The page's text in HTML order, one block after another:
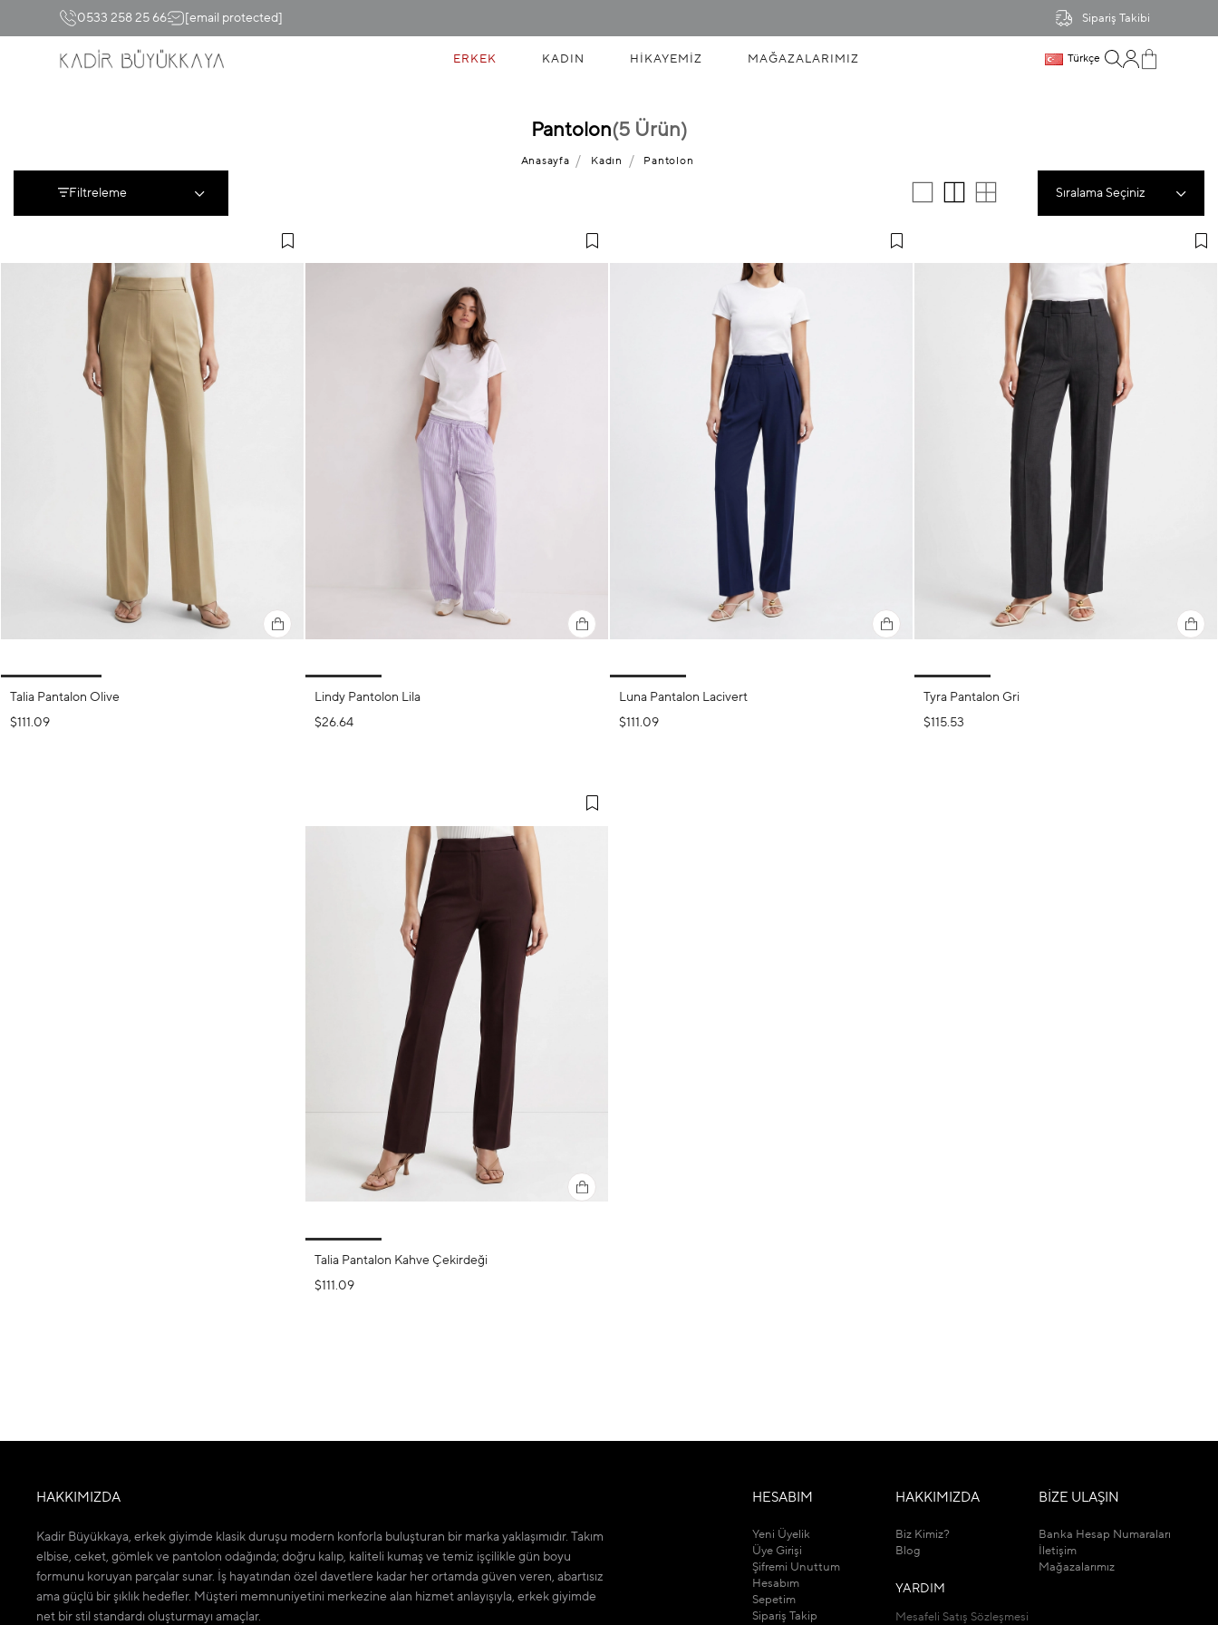
0533 258 25 66 [email protected] Sipariş Takibi
ERKEK KADIN HIKAYEMIZ MAĞAZALARIMIZ Türkçe
Pantolon(5 Ürün)
Anasayfa Kadın Pantolon
Filtreleme
Talia Pantalon Olive
$111.09
Lindy Pantolon Lila
$26.64
Luna Pantalon Lacivert
$111.09
Tyra Pantalon Gri
$115.53
Talia Pantalon Kahve Çekirdeği
$111.09
HAKKIMIZDA
Kadir Büyükkaya, erkek giyimde klasik duruşu modern konforla buluşturan bir marka yaklaşımıdır. Takım
elbise, ceket, gömlek ve pantolon odağında; doğru kalıp, kaliteli kumaş ve temiz işçilikle gün boyu
formunu koruyan parçalar sunar. İş hayatından özel davetlere kadar her ortamda güven veren, abartısız
ama güçlü bir şıklık hedefler. Müşteri memnuniyetini merkezine alan hizmet anlayışıyla, erkek giyimde
net bir stil standardı oluşturmayı amaçlar.
HESABIM
Yeni Üyelik
Üye Girişi
Şifremi Unuttum
Hesabım
Sepetim
Sipariş Takip
HAKKIMIZDA
Biz Kimiz?
Blog
YARDIM
Mesafeli Satış Sözleşmesi
BİZE ULAŞIN
Banka Hesap Numaraları
İletişim
Mağazalarımız